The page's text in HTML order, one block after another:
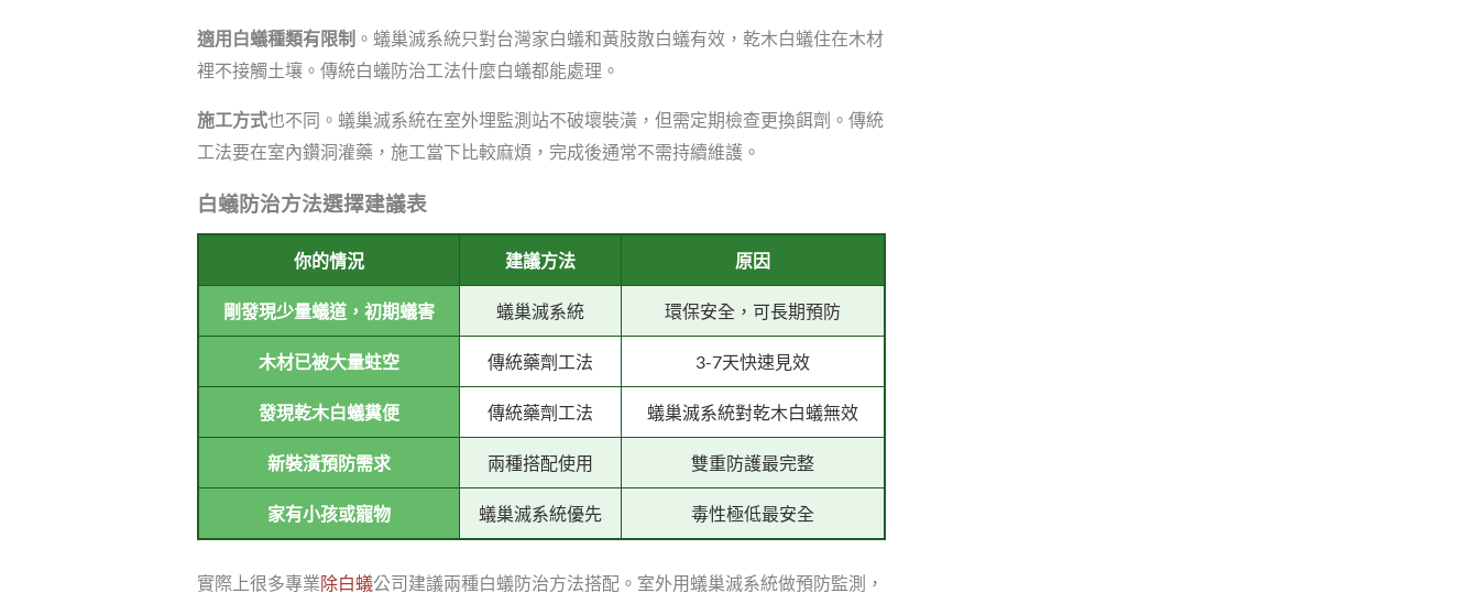
適用白蟻種類有限制 。蟻巢滅系統只對台灣家白蟻和黃肢散白蟻有效，乾木白蟻住在木材
裡不接觸土壤。傳統白蟻防治工法什麼白蟻都能處理。
施工方式也不同。蟻巢滅系統在室外埋監測站不破壞裝潢，但需定期檢查更換餌劑。傳統
工法要在室內鑽洞灌藥，施工當下比較麻煩，完成後通常不需持續維護。
白蟻防治方法選擇建議表
你的情況 建議方法 原因
剛發現少量蟻道，初期蟻害 蟻巢滅系統 環保安全，可長期預防
木材已被大量蛀空 傳統藥劑工法 3-7天快速見效
發現乾木白蟻糞便 傳統藥劑工法 蟻巢滅系統對乾木白蟻無效
新裝潢預防需求 兩種搭配使用 雙重防護最完整
家有小孩或寵物 蟻巢滅系統優先 毒性極低最安全
實際上很多專業除白蟻公司建議兩種白蟻防治方法搭配。室外用蟻巢滅系統做預防監測，